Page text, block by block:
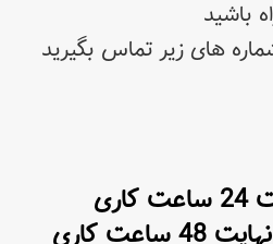
باشید
های زیر تماس بگیرید
کاری